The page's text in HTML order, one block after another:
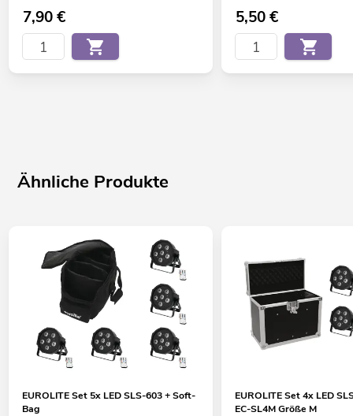
7,90€ 5,50€
Ähnliche Produkte
EUROLITE Set 5x LED SLS-603 + Soft-
Bag
EUROLITE Set 4x LED
EC-SL4M Größe M